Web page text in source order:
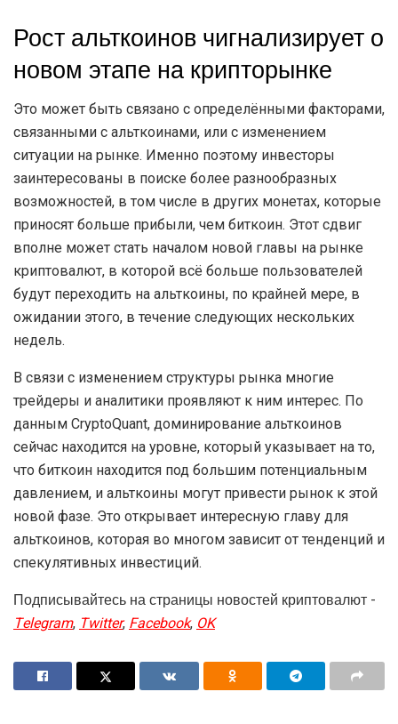
Рост альткоинов чигнализирует о
новом этапе на крипторынке
Это может быть связано с определёнными факторами,
связанными с альткоинами, или с изменением
ситуации на рынке. Именно поэтому инвесторы
заинтересованы в поиске более разнообразных
возможностей, в том числе в других монетах, которые
приносят больше прибыли, чем биткоин. Этот сдвиг
вполне может стать началом новой главы на рынке
криптовалют, в которой всё больше пользователей
будут переходить на альткоины, по крайней мере, в
ожидании этого, в течение следующих нескольких
недель.
В связи с изменением структуры рынка многие
трейдеры и аналитики проявляют к ним интерес. По
данным CryptoQuant, доминирование альткоинов
сейчас находится на уровне, который указывает на то,
что биткоин находится под большим потенциальным
давлением, и альткоины могут привести рынок к этой
новой фазе. Это открывает интересную главу для
альткоинов, которая во многом зависит от тенденций и
спекулятивных инвестиций.
Подписывайтесь на страницы новостей криптовалют -
Telegram,Twitter,Facebook,OK